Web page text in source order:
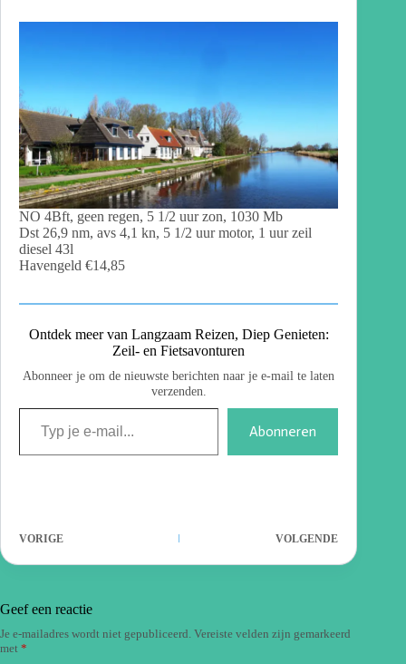
NO 4Bft, geen regen, 5 1/2 uur zon, 1030 Mb
Dst 26,9 nm, avs 4,1 kn, 5 1/2 uur motor, 1 uur zeil
diesel 43l
Havengeld €14,85
Ontdek meer van Langzaam Reizen, Diep Genieten:
Zeil- en Fietsavonturen
Abonneer je om de nieuwste berichten naar je e-mail te laten
verzenden.
Abonneren
VORIGE VOLGENDE
Geef een reactie
Je e-mailadres wordt niet gepubliceerd. Vereiste velden zijn gemarkeerd
met *